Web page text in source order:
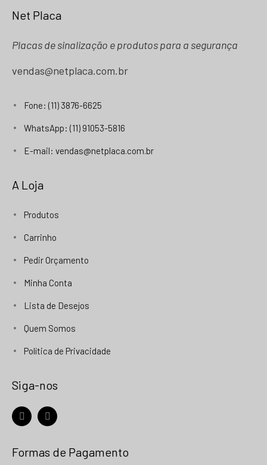
Net Placa
Placas de sinalização e produtos para a segurança
vendas@netplaca.com.br
Fone: (11) 3876-6625
WhatsApp: (11) 91053-5816
E-mail: vendas@netplaca.com.br
A Loja
Produtos
Carrinho
Pedir Orçamento
Minha Conta
Lista de Desejos
Quem Somos
Política de Privacidade
Siga-nos
Formas de Pagamento